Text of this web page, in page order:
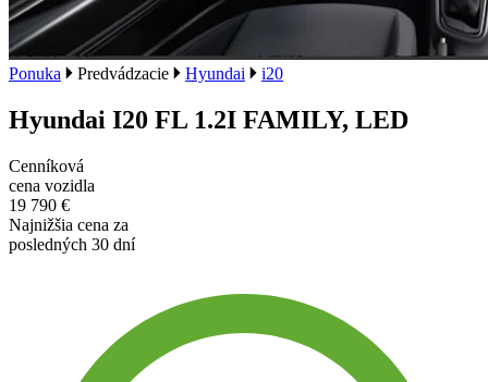
Ponuka Predvádzacie Hyundai i20
Hyundai I20 FL 1.2I FAMILY, LED
Cenníková
cena vozidla
19 790 €
Najnižšia cena za
posledných 30 dní